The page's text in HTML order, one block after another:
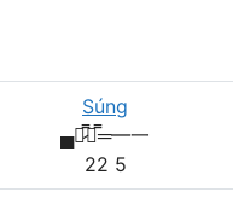
Súng
▄︻̷̿┻̿═━一
22 5